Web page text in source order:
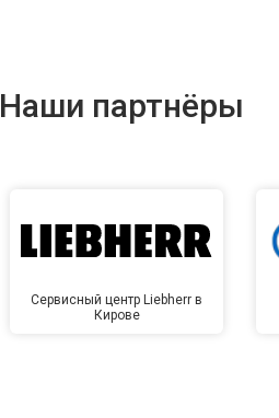
Наши партнёры
Сервисный центр Liebherr в
Кирове